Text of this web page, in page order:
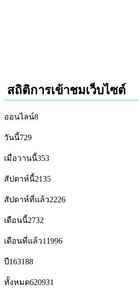
สถิติการเข้าชมเว็บไซต์
ออนไลน์8
วันนี้729
เมื่อวานนี้353
สัปดาห์นี้2135
สัปดาห์ที่แล้ว2226
เดือนนี้2732
เดือนที่แล้ว11996
ปี163188
ทั้งหมด620931